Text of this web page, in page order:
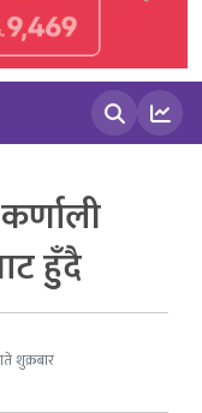
हुुँदै
शुक्रबार